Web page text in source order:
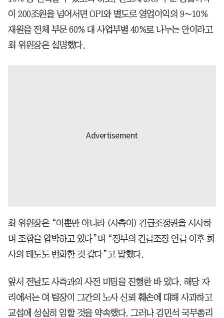
이 200조원을 넘어서면 OPI와 별도로 영업이익의 9∼10%
재원을 전체 부문 60% 대 사업부별 40%로 나누는 안이라고
최 위원장은 설명했다.
최 위원장은 “이뿐만 아니라 (사측이) 긴급조정권을 시사하
며 조합을 압박하고 있다”며 “정부의 긴급조정 언급 이후 회
사의 태도도 변화한 것 같다”고 말했다.
앞서 전날도 사측과의 사전 미팅을 진행한 바 있다. 해당 자
리에서는 여 팀장이 그간의 노사 신뢰 훼손에 대해 사과하고
교섭에 성실히 임할 것을 약속했다. 그러나 김민석 국무총리